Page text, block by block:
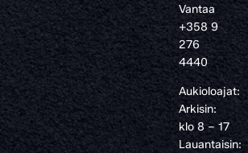
Vantaa
+358 9
276
4440
Aukioloajat:
Arkisin:
klo 8 – 17
Lauantaisin: